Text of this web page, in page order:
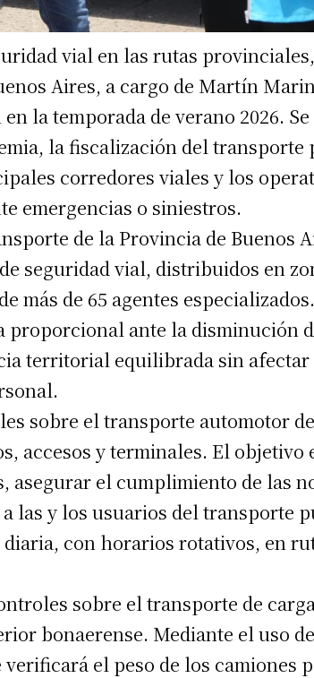
gratis
vial en las rutas
Aires, a cargo de Martín
la temporada de verano 2026.
la fiscalización del transporte
corredores viales y los
emergencias o siniestros.
de la Provincia de Buenos
seguridad vial, distribuidos en
más de 65 agentes
proporcional ante la disminución
territorial equilibrada sin
sobre el transporte automotor
accesos y terminales. El objetivo
el cumplimiento de las
las y los usuarios del transporte
con horarios rotativos, en
sobre el transporte de
bonaerense. Mediante el uso
el peso de los camiones